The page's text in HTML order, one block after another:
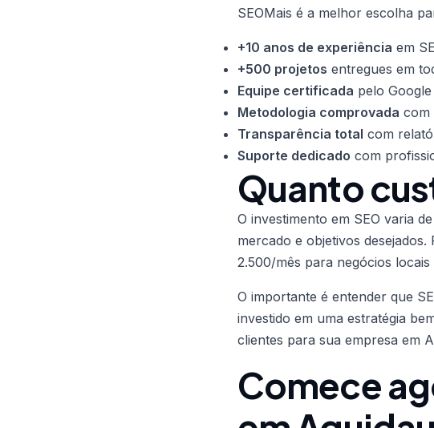
SEOMais é a melhor escolha
+10 anos de experiência em
+500 projetos entregues em
Equipe certificada pelo
Metodologia comprovada com
Transparência total com
Suporte dedicado com
Quanto
O investimento em SEO varia
mercado e objetivos
2.500/mês para negócios
O importante é entender que
investido em uma estratégia
clientes para sua empresa em
Comece